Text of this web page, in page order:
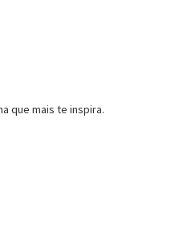
que mais te inspira.